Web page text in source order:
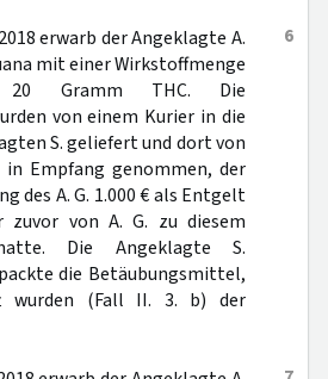
6
erwarb der Angeklagte A.
mit einer Wirkstoffmenge
20 Gramm THC. Die
von einem Kurier in die
S. geliefert und dort von
Empfang genommen, der
des A. G. 1.000 € als Entgelt
zuvor von A. G. zu diesem
Die Angeklagte S.
die Betäubungsmittel,
wurden (Fall II. 3. b) der